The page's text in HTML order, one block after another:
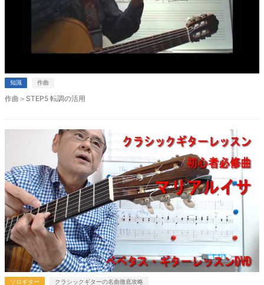
知識 作曲
作曲＞STEP5 転調の活用
ソロギター クラシックギターの名曲徹底攻略